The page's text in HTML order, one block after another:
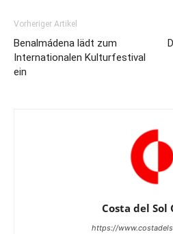
Vorheriger Artikel
Benalmádena lädt zum
Internationalen Kulturfestival
ein
Costa del Sol
https://